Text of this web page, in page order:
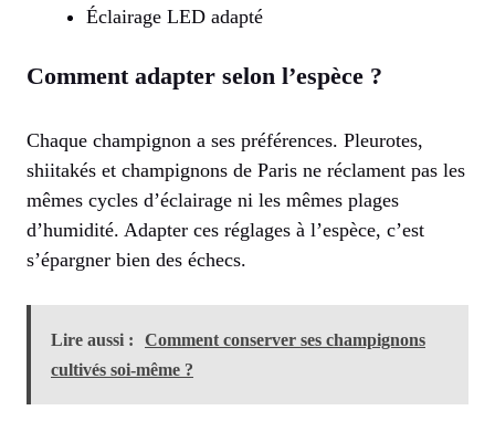
Éclairage LED adapté
Comment adapter selon l’espèce ?
Chaque champignon a ses préférences. Pleurotes,
shiitakés et champignons de Paris ne réclament pas les
mêmes cycles d’éclairage ni les mêmes plages
d’humidité. Adapter ces réglages à l’espèce, c’est
s’épargner bien des échecs.
Lire aussi :
Comment conserver ses champignons
cultivés soi-même ?